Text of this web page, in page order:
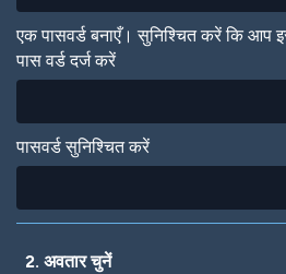
एक पासवर्ड बनाएँ। सुनिश्चित करें कि आप
पास वर्ड दर्ज करें
पासवर्ड सुनिश्चित करें
2. अवतार चुनें